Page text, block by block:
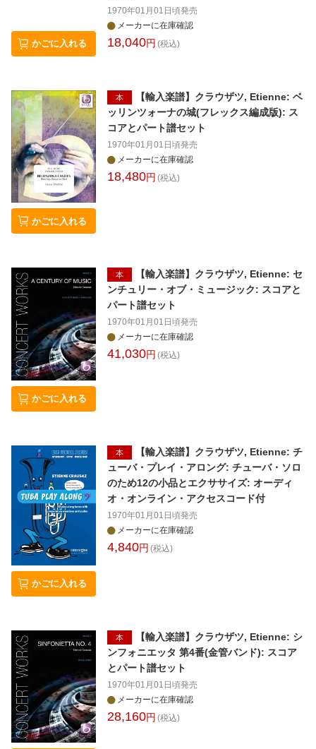
かごに入れる
1970年01月01日頃発売
メーカーに在庫確認
18,040円 (税込)
かごに入れる
本
【輸入楽譜】クラウザツ, Etienne: ベ
ッリンツォーナの城(フレックス編成版): ス
コアとパート譜セット
1970年01月01日頃発売
メーカーに在庫確認
18,480円 (税込)
かごに入れる
本
【輸入楽譜】クラウザツ, Etienne: セ
ンチュリー・オブ・ミュージック: スコアと
パート譜セット
1970年01月01日頃発売
メーカーに在庫確認
41,030円 (税込)
かごに入れる
本
【輸入楽譜】クラウザツ, Etienne: チ
ューバ・プレイ・アロング: チューバ・ソロ
のため12の小品とエクササイズ: オーディ
オ・オンライン・アクセスコード付
1970年01月01日頃発売
メーカーに在庫確認
4,840円 (税込)
本
【輸入楽譜】クラウザツ, Etienne: シ
ンフォニエッタ 第4番(金管バンド): スコア
とパート譜セット
1970年01月01日頃発売
メーカーに在庫確認
28,160円 (税込)